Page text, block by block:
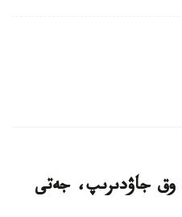
وق جاۋدىرىپ، جەتى